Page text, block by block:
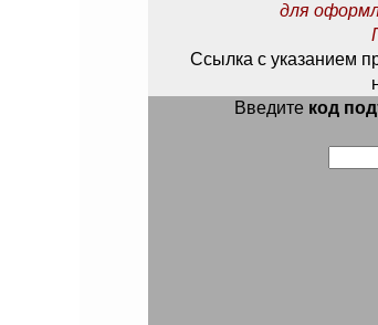
для
Ссылка с указанием
Введите код